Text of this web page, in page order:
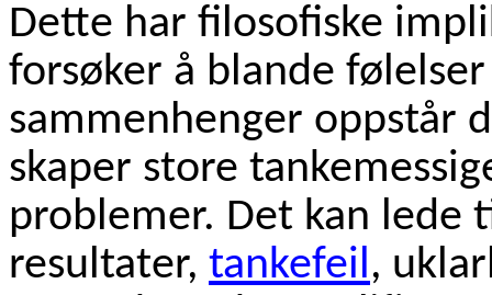
Dette har filosofiske
forsøker å blande
sammenhenger oppstår
skaper store
problemer. Det kan lede
resultater, tankefeil,